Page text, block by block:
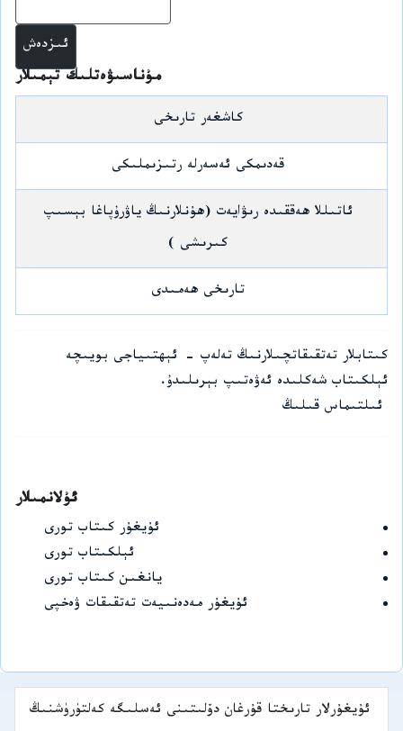
مۇناسىۋەتلىك تېمىلار
كاشغەر تارىخى
قەدىمكى ئەسەرلە رتىزىملىكى
ئاتىللا ھەققىدە رىۋايەت (ھۇنلارنىڭ ياۋرۇپاغا بېسىپ
كىرىشى )
تارىخى ھەمىدى
كىتابلار تەتقىقاتچىلارنىڭ تەلەپ - ئېھتىياجى بويىچە
ئېلكىتاب شەكلىدە ئەۋەتىپ بېرىلىدۇ.
ئىلتىماس قىلىڭ
ئۇلانمىلار
ئۇيغۇر كىتاب تورى
ئېلكىتاب تورى
يانغىن كىتاب تورى
ئۇيغۇر مەدەنىيەت تەتقىقات ۋەخپى
ئۇيغۇرلار تارىختا قۇرغان دۆلىتىنى ئەسلىگە كەلتۈرۈشنىڭ